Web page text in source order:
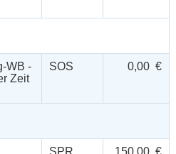
WB -
Zeit
SOS 0,00 €
SPR 150,00 €